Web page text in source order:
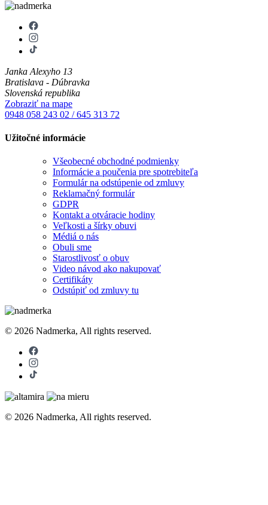
Janka Alexyho 13
Bratislava - Dúbravka
Slovenská republika
Zobraziť na mape
0948 058 243 02 / 645 313 72
Užitočné informácie
Všeobecné obchodné podmienky
Informácie a poučenia pre spotrebiteľa
Formulár na odstúpenie od zmluvy
Reklamačný formulár
GDPR
Kontakt a otváracie hodiny
Veľkosti a šírky obuvi
Médiá o nás
Obuli sme
Starostlivosť o obuv
Video návod ako nakupovať
Certifikáty
Odstúpiť od zmluvy tu
© 2026 Nadmerka, All rights reserved.
© 2026 Nadmerka, All rights reserved.